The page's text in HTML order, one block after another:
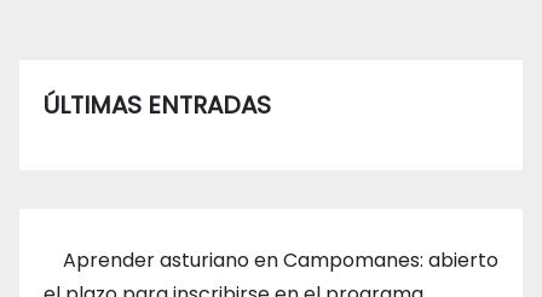
ÚLTIMAS ENTRADAS
Aprender asturiano en Campomanes: abierto